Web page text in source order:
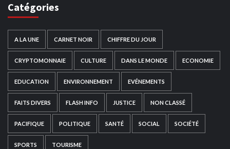
Catégories
A LA UNE CARNET NOIR CHIFFRE DU JOUR
CRYPTOMONNAIE CULTURE DANS LE MONDE ECONOMIE
EDUCATION ENVIRONNEMENT EVÉNEMENTS
FAITS DIVERS FLASH INFO JUSTICE NON CLASSÉ
PACIFIQUE POLITIQUE SANTÉ SOCIAL SOCIÉTÉ
SPORTS TOURISME